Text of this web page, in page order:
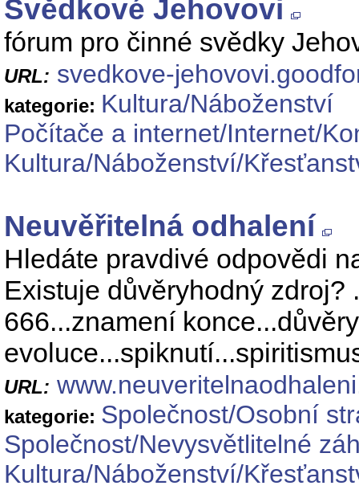
Svědkové Jehovovi
fórum pro činné svědky
URL: svedkove-
kategorie: Kultura/Náboženství
Počítače a internet/Internet/
Kultura/Náboženství/
Neuvěřitelná odhalení
Hledáte pravdivé odpovědi
Existuje důvěryhodný zdroj?
666...znamení
URL:
kategorie: Společnost/Osobní
Společnost/Nevysvětlitelné
Kultura/Náboženství/